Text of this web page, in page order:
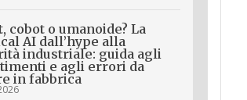
cobot o umanoide? La
AI dall’hype alla
industriale: guida agli
e agli errori da
in fabbrica